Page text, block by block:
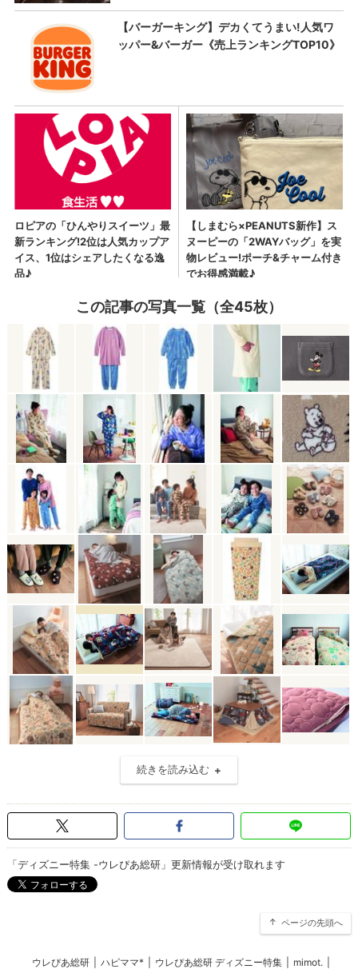
この記事の写真一覧（全45枚）
続きを読み込む
「ディズニー特集 -ウレぴあ総研」更新情報が受け取れます
ページの先頭へ
ウレぴあ総研 ハピママ* ウレぴあ総研 ディズニー特集 mimot.